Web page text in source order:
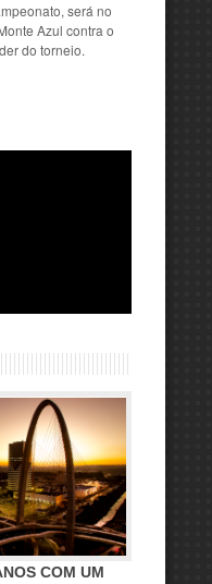
será no
Azul contra o
do torneio.
COM UM